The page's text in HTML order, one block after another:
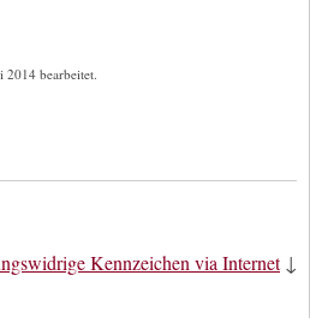
2014 bearbeitet.
Kennzeichen via Internet↓